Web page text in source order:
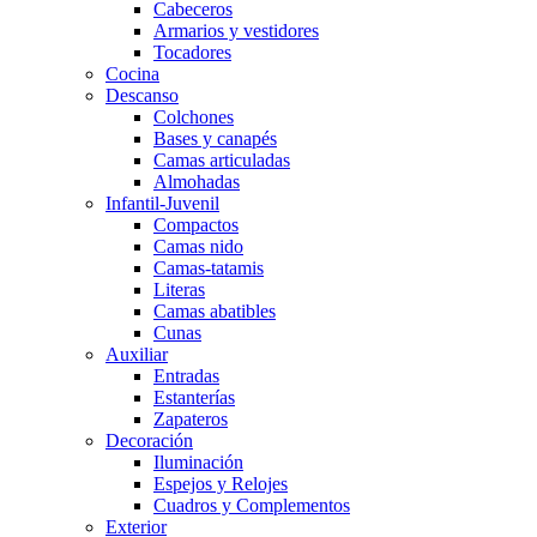
Cabeceros
Armarios y vestidores
Tocadores
Cocina
Descanso
Colchones
Bases y canapés
Camas articuladas
Almohadas
Infantil-Juvenil
Compactos
Camas nido
Camas-tatamis
Literas
Camas abatibles
Cunas
Auxiliar
Entradas
Estanterías
Zapateros
Decoración
Iluminación
Espejos y Relojes
Cuadros y Complementos
Exterior